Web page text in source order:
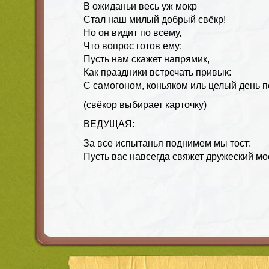
В ожиданьи весь уж мокр
Стал наш милый добрый свёкр!
Но он видит по всему,
Что вопрос готов ему:
Пусть нам скажет напрямик,
Как праздники встречать привык:
С самогоном, коньяком иль целый день
(свёкор выбирает карточку)
ВЕДУЩАЯ:
За все испытанья поднимем мы тост:
Пусть вас навсегда свяжет дружеский